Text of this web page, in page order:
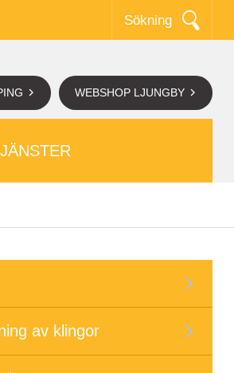
Sökning
WEBSHOP LJUNGBY
av klingor